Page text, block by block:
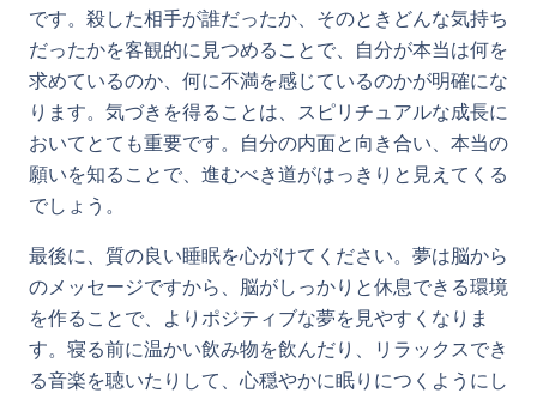
です。殺した相手が誰だったか、そのときどんな気持ち
だったかを客観的に見つめることで、自分が本当は何を
求めているのか、何に不満を感じているのかが明確にな
ります。気づきを得ることは、スピリチュアルな成長に
おいてとても重要です。自分の内面と向き合い、本当の
願いを知ることで、進むべき道がはっきりと見えてくる
でしょう。
最後に、質の良い睡眠を心がけてください。夢は脳から
のメッセージですから、脳がしっかりと休息できる環境
を作ることで、よりポジティブな夢を見やすくなりま
す。寝る前に温かい飲み物を飲んだり、リラックスでき
る音楽を聴いたりして、心穏やかに眠りにつくようにし